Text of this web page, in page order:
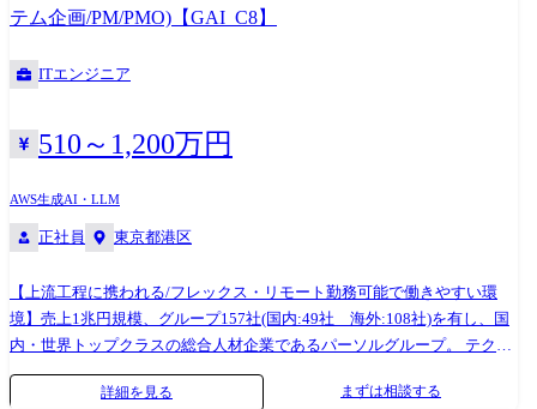
テム企画/PM/PMO)【GAI_C8】
ITエンジニア
510～1,200万円
AWS生成AI・LLM
正社員 東京都港区
【上流⼯程に携われる/フレックス・リモート勤務可能で働きやすい環
境】売上1兆円規模、グループ157社(国内:49社 海外:108社)を有し、国
内・世界トップクラスの総合⼈材企業であるパーソルグループ。 テクノ
ロジーの⼒でグループビジョン「はたらいて、笑おう。」を実現するこ
とをミッションに、サービスの進化や、グループの⽣産性・競争⼒の向
詳細を見る まずは相談する